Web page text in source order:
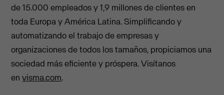
de 15.000 empleados y 1,9 millones de clientes en
toda Europa y América Latina. Simplificando y
automatizando el trabajo de empresas y
organizaciones de todos los tamaños, propiciamos una
sociedad más eficiente y próspera. Visítanos
en visma.com.